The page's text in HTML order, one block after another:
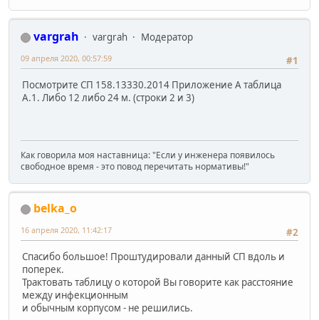
vargrah vargrah
Модератор
#1
09 апреля 2020, 00:57:59
Посмотрите СП 158.13330.2014 Приложение А таблица
А.1. Либо 12 либо 24 м. (строки 2 и 3)
Как говорила моя наставница: "Если у инженера появилось
свободное время - это повод перечитать нормативы!"
belka_o
#2
16 апреля 2020, 11:42:17
Спасибо большое! Проштудировали данный СП вдоль и
поперек.
Трактовать таблицу о которой Вы говорите как расстояние
между инфекционным
и обычным корпусом - не решились.